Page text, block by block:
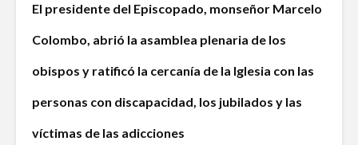
El presidente del Episcopado, monseñor Marcelo
Colombo, abrió la asamblea plenaria de los
obispos y ratificó la cercanía de la Iglesia con las
personas con discapacidad, los jubilados y las
víctimas de las adicciones